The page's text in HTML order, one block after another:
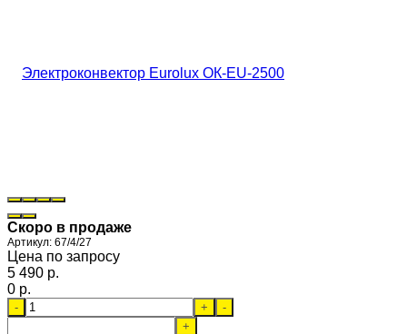
Скоро в продаже
Артикул: 67/4/27
Цена по запросу
5 490 p.
0 p.
- +
-
+